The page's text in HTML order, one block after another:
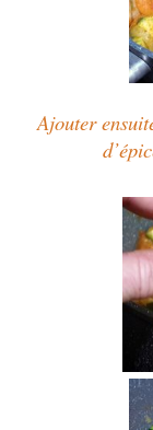
Ajouter